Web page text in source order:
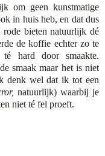
om geen kunstmatige
in huis heb, en dat dus
bieten natuurlijk dé
de koffie echter zo te
hard door smaakte.
smaak maar het is niet
denk wel dat ik tot een
natuurlijk) waarbij je
niet té fel proeft.